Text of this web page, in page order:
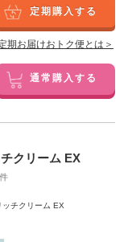
定期購入する
期お届けおトク便とは＞
通常購入する
クリーム EX
チクリーム EX